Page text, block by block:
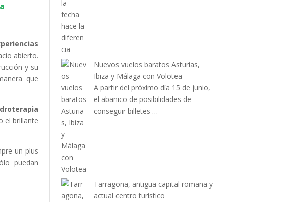
abierto.
y su
que
el brillante
un plus
puedan
Nuevos vuelos baratos Asturias,
Ibiza y Málaga con Volotea
A partir del próximo día 15 de junio,
el abanico de posibilidades de
conseguir billetes …
Tarragona, antigua capital romana y
actual centro turístico